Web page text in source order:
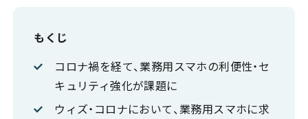
もくじ
コロナ禍を経て、業務用スマホの利便性・セ
キュリティ強化が課題に
ウィズ・コロナにおいて、業務用スマホに求